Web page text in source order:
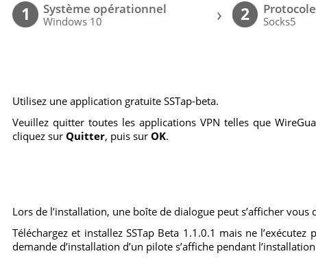
1 Système opérationnel
Windows 10 › 2 Protocole
Socks5
Utilisez une application gratuite SSTap-beta.
Veuillez quitter toutes les applications VPN telles que
cliquez surQuitter, puis surOK.
Lors de l’installation, une boîte de dialogue peut s’afficher
Téléchargez et installez SSTap Beta 1.1.0.1 mais ne
demande d’installation d’un pilote s’affiche pendant